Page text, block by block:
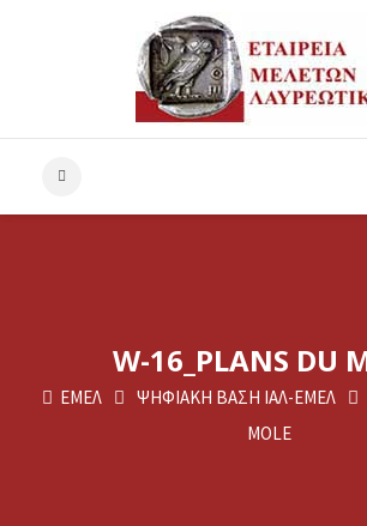
W-16_PLANS DU
ΕΜΕΛ ΨΗΦΙΑΚΗ ΒΑΣΗ ΙΑΛ-ΕΜΕΛ
MOLE